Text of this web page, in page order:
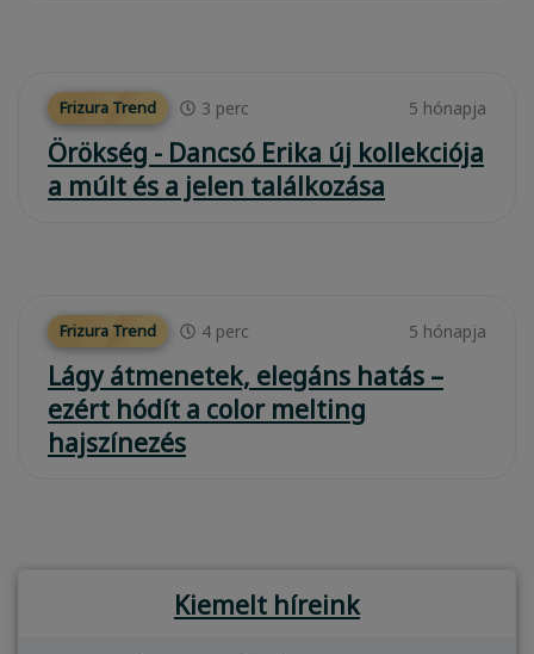
Frizura Trend 3 perc 5 hónapja
Örökség - Dancsó Erika új kollekciója
a múlt és a jelen találkozása
Frizura Trend 4 perc 5 hónapja
Lágy átmenetek, elegáns hatás –
ezért hódít a color melting
hajszínezés
Kiemelt híreink